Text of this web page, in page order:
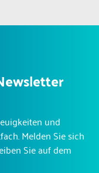
und
Melden Sie sich
Sie auf dem